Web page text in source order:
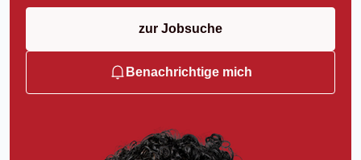
zur Jobsuche
Benachrichtige mich